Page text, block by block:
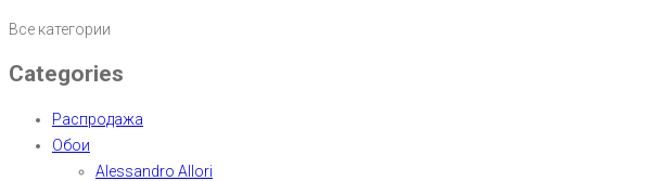
Все категории
Categories
Распродажа
Обои
Alessandro Allori